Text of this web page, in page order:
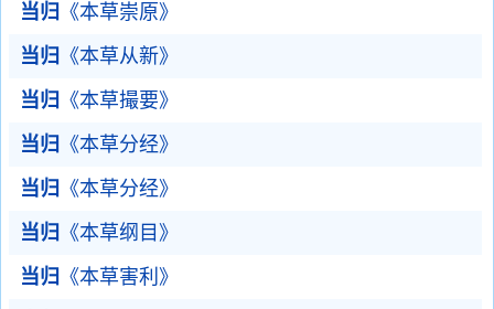
当归 《本草崇原》
当归 《本草从新》
当归 《本草撮要》
当归 《本草分经》
当归 《本草分经》
当归 《本草纲目》
当归 《本草害利》